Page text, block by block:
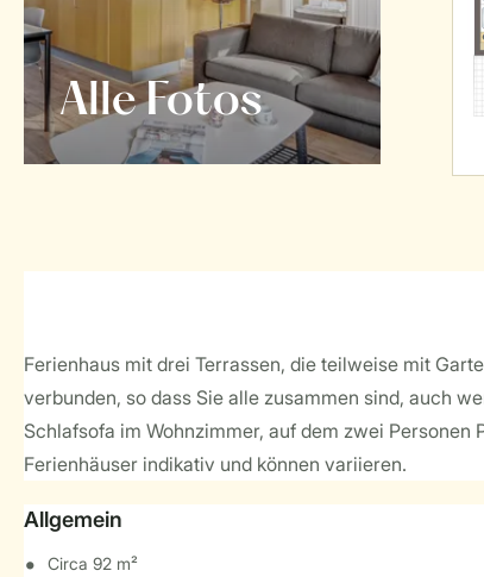
Alle Fotos
Ferienhaus mit drei Terrassen, die teilweise mit
verbunden, so dass Sie alle zusammen sind, auch
Schlafsofa im Wohnzimmer, auf dem zwei
Ferienhäuser indikativ und können variieren.
Allgemein
Circa 92 m²